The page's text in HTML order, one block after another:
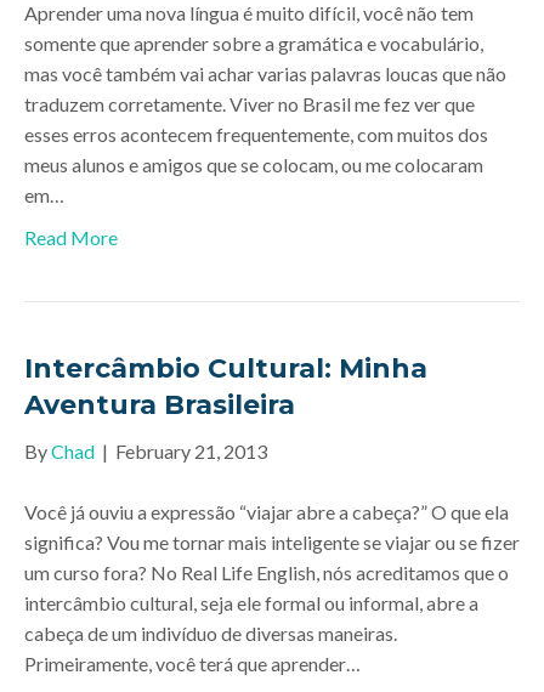
Aprender uma nova língua é muito difícil, você não tem
somente que aprender sobre a gramática e vocabulário,
mas você também vai achar varias palavras loucas que não
traduzem corretamente. Viver no Brasil me fez ver que
esses erros acontecem frequentemente, com muitos dos
meus alunos e amigos que se colocam, ou me colocaram
em…
Read More
Intercâmbio Cultural: Minha
Aventura Brasileira
ByChad | February 21, 2013
Você já ouviu a expressão “viajar abre a cabeça?” O que ela
significa? Vou me tornar mais inteligente se viajar ou se fizer
um curso fora? No Real Life English, nós acreditamos que o
intercâmbio cultural, seja ele formal ou informal, abre a
cabeça de um indivíduo de diversas maneiras.
Primeiramente, você terá que aprender…